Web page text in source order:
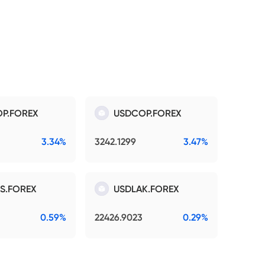
3.34%
USDCOP.FOREX
3242.1299 3.47%
0.59%
USDLAK.FOREX
22426.9023 0.29%